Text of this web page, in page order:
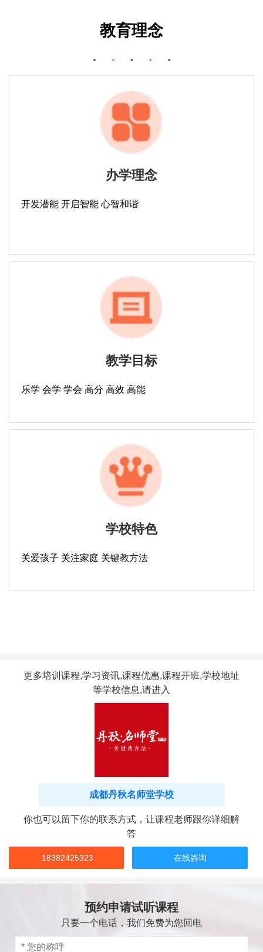
教育理念
办学理念
开发潜能 开启智能 心智和谐
教学目标
乐学 会学 学会 高分 高效 高能
学校特色
关爱孩子 关注家庭 关键教方法
更多培训课程,学习资讯,课程优惠,课程开班,学校地址
等学校信息,请进入
成都丹秋名师堂学校
你也可以留下你的联系方式，让课程老师跟你详细解
答
18382425323 在线咨询
预约申请试听课程
只要一个电话，我们免费为您回电